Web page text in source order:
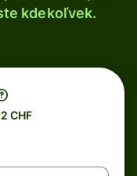
kdekoľvek.
CHF